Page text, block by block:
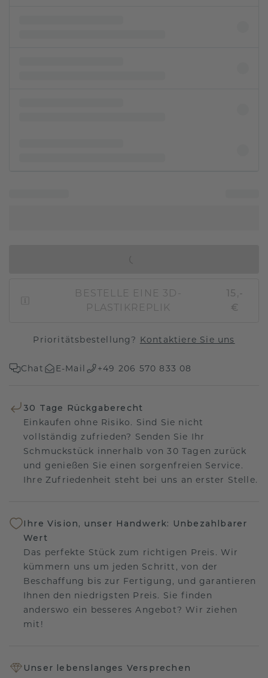
BESTELLE EINE 3D-
PLASTIKREPLIK
15,-
€
Prioritätsbestellung? Kontaktiere Sie uns
Chat E-Mail +49 206 570 833 08
30 Tage Rückgaberecht
Einkaufen ohne Risiko. Sind Sie nicht
vollständig zufrieden? Senden Sie Ihr
Schmuckstück innerhalb von 30 Tagen zurück
und genießen Sie einen sorgenfreien Service.
Ihre Zufriedenheit steht bei uns an erster Stelle.
Ihre Vision, unser Handwerk: Unbezahlbarer
Wert
Das perfekte Stück zum richtigen Preis. Wir
kümmern uns um jeden Schritt, von der
Beschaffung bis zur Fertigung, und garantieren
Ihnen den niedrigsten Preis. Sie finden
anderswo ein besseres Angebot? Wir ziehen
mit!
Unser lebenslanges Versprechen